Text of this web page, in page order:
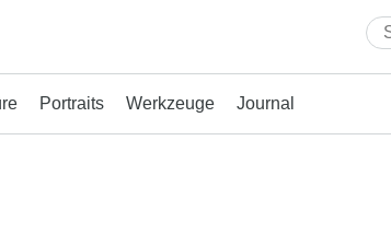
Portraits Werkzeuge Journal